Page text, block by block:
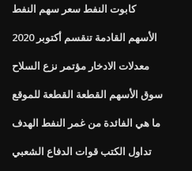
كابوت النفط سعر سهم النفط
الأسهم القادمة تنقسم أكتوبر 2020
معدلات الادخار مؤتمر نزع السلاح
سوق الأسهم القطعة القطعة للموقع
ما هي الفائدة من غمر النفط الهدف
تداول الكتب قوات الدفاع الشعبي